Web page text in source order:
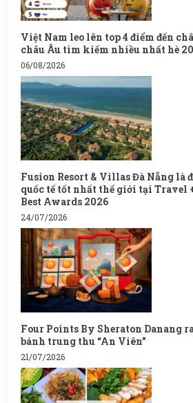
Việt Nam leo lên top 4 điểm đến
châu Âu tìm kiếm nhiều nhất hè
06/08/2026
Fusion Resort & Villas Đà Nẵng là
quốc tế tốt nhất thế giới tại Travel
Best Awards 2026
24/07/2026
Four Points By Sheraton Danang
bánh trung thu “An Viên”
21/07/2026